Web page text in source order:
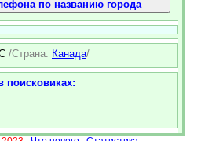
/Страна: Канада/
поисковиках: